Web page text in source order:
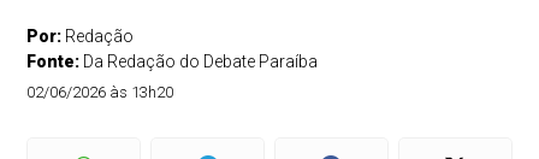
Por: Redação
Fonte: Da Redação do Debate Paraíba
02/06/2026 às 13h20